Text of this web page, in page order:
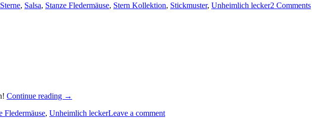
, Salsa, Stanze Fledermäuse, Stern Kollektion, Stickmuster, Unheimlich lecker2 Comments
Continue reading „Unheimlich
aber
→
Fledermäuse, Unheimlich leckerLeave a comment